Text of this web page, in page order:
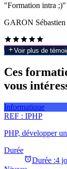
"Formation intra ;)"
GARON Sébastien
Voir plus de
Ces
vous
Informatique
REF : IPHP
PHP, développer
Durée
Durée :4